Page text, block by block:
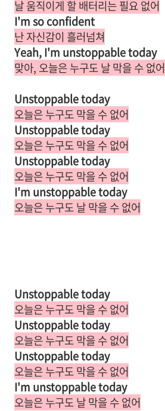
날 움직이게 할 배터리는 필요 없어
I'm so confident
난 자신감이 흘러넘쳐
Yeah, I'm unstoppable today
맞아, 오늘은 누구도 날 막을 수 없어
Unstoppable today
오늘은 누구도 막을 수 없어
Unstoppable today
오늘은 누구도 막을 수 없어
Unstoppable today
오늘은 누구도 막을 수 없어
I'm unstoppable today
오늘은 누구도 날 막을 수 없어
Unstoppable today
오늘은 누구도 막을 수 없어
Unstoppable today
오늘은 누구도 막을 수 없어
Unstoppable today
오늘은 누구도 막을 수 없어
I'm unstoppable today
오늘은 누구도 날 막을 수 없어